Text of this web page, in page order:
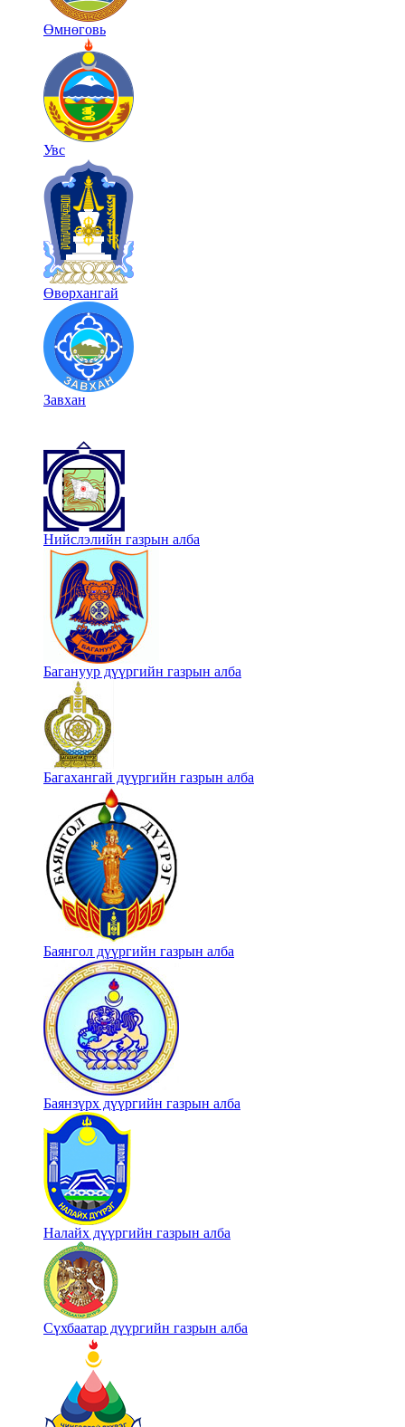
Өмнөговь
Увс
Өвөрхангай
Завхан
Нийслэлийн газрын алба
Багануур дүүргийн газрын алба
Багахангай дүүргийн газрын алба
Баянгол дүүргийн газрын алба
Баянзүрх дүүргийн газрын алба
Налайх дүүргийн газрын алба
Сүхбаатар дүүргийн газрын алба